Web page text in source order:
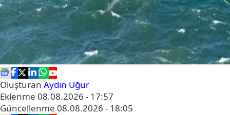
Oluşturan Aydın Uğur
Eklenme 08.08.2026 - 17:57
Güncellenme 08.08.2026 - 18:05